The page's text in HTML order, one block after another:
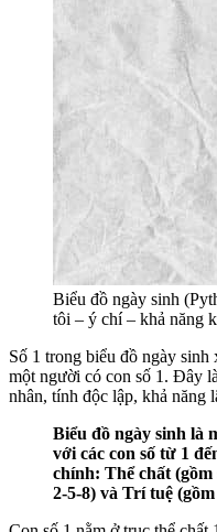
Biểu đồ ngày sinh
tôi – ý chí – khả năng
Số 1 trong biểu đồ ngày sinh
một người có con số 1. Đây
nhân, tính độc lập, khả năng
Biểu đồ ngày sinh là
với các con số từ 1
chính: Thể chất (gồm
2-5-8) và Trí tuệ (gồm